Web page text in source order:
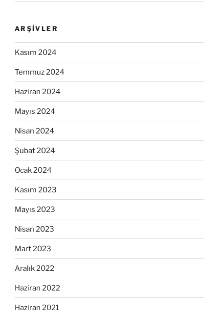
ARŞIVLER
Kasım 2024
Temmuz 2024
Haziran 2024
Mayıs 2024
Nisan 2024
Şubat 2024
Ocak 2024
Kasım 2023
Mayıs 2023
Nisan 2023
Mart 2023
Aralık 2022
Haziran 2022
Haziran 2021